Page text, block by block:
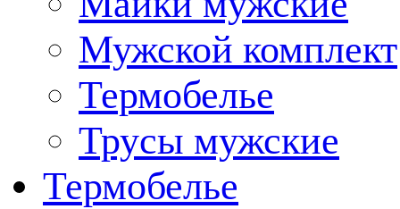
Мужской комплект
Термобелье
Трусы мужские
Термобелье